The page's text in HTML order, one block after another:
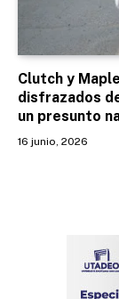
Clutch y
disfrazados
un presunto
16 junio, 2026